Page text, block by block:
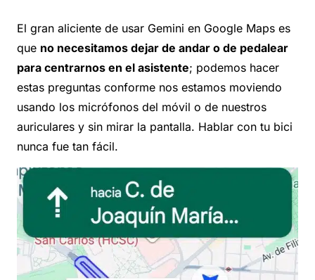
El gran aliciente de usar Gemini en Google Maps es
que no necesitamos dejar de andar o de pedalear
para centrarnos en el asistente; podemos hacer
estas preguntas conforme nos estamos moviendo
usando los micrófonos del móvil o de nuestros
auriculares y sin mirar la pantalla. Hablar con tu bici
nunca fue tan fácil.